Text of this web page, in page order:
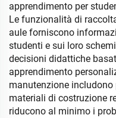
apprendimento per
Le funzionalità di
aule forniscono
studenti e sui loro
decisioni didattiche
apprendimento
manutenzione
materiali di costruzione
riducono al minimo i